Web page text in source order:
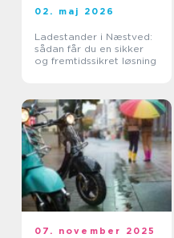
02. maj 2026
Ladestander i Næstved:
sådan får du en sikker
og fremtidssikret løsning
07. november 2025